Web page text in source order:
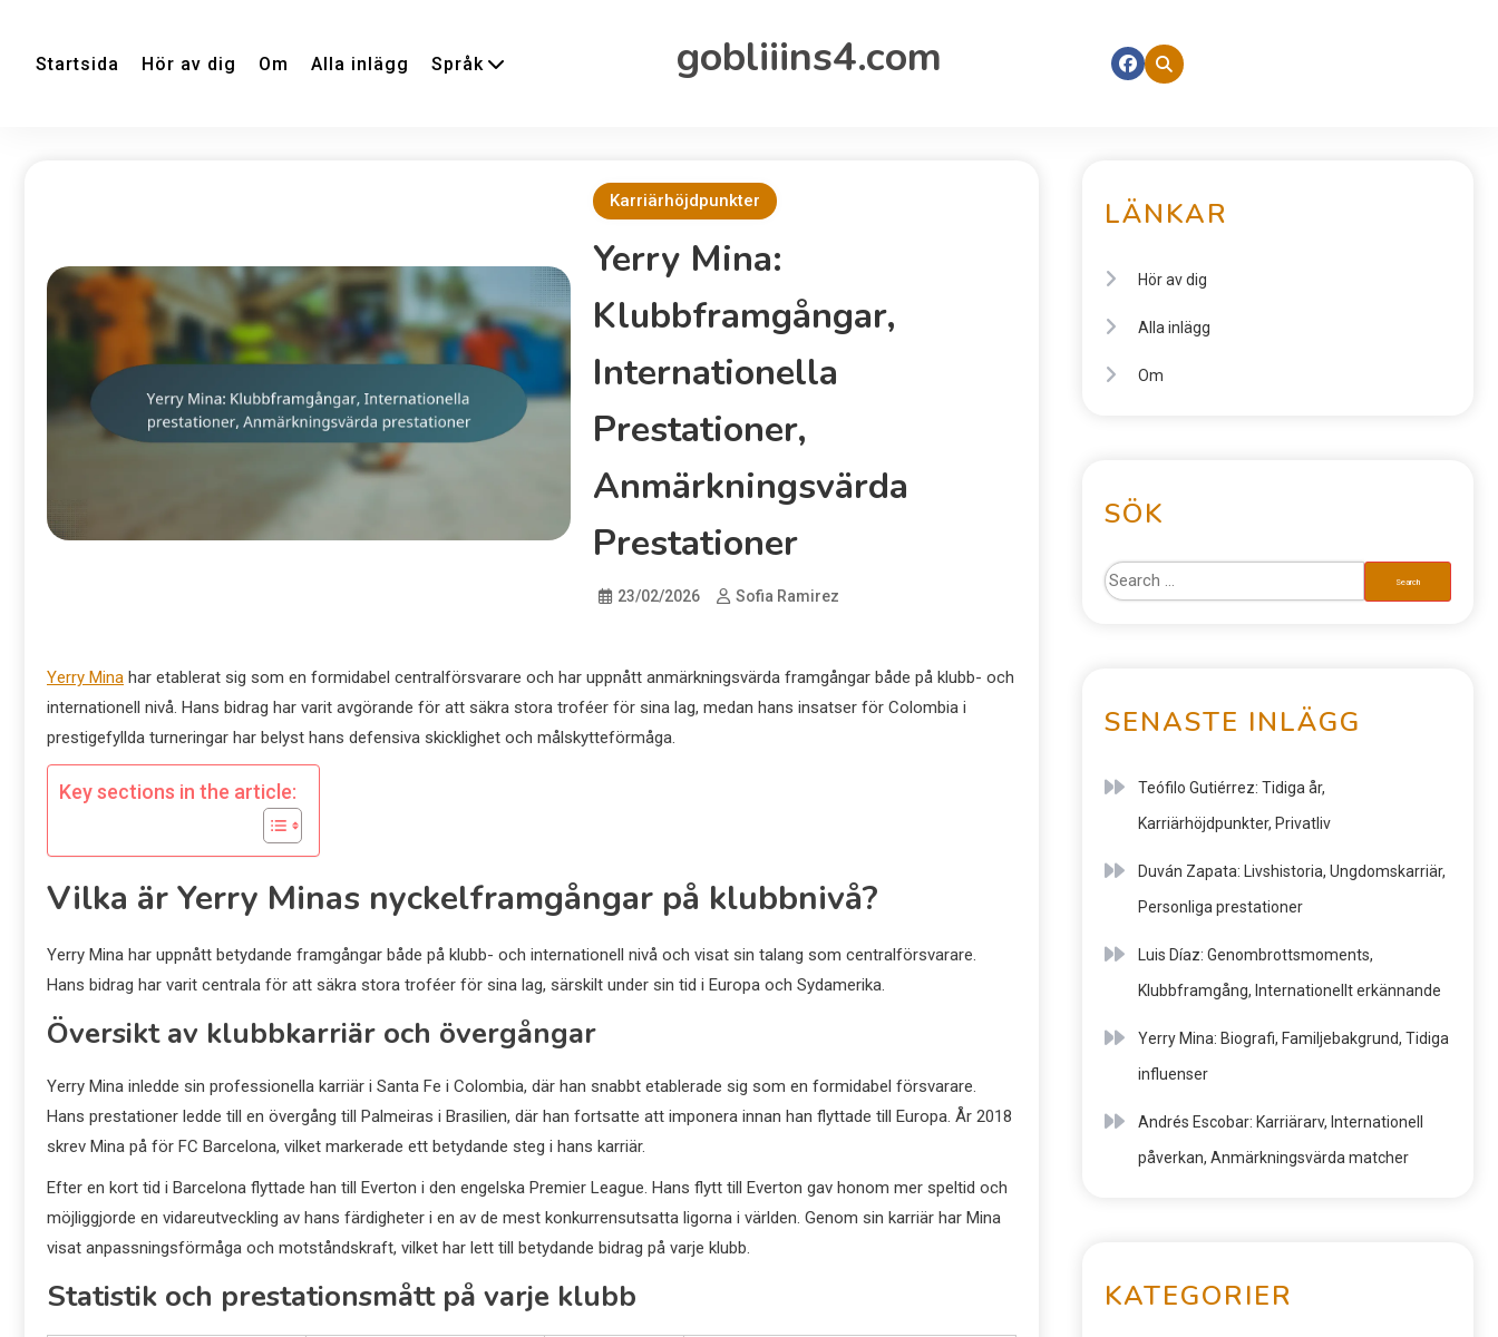
Startsida Hör av dig Om Alla inlägg Språk gobliiins4.com
Karriärhöjdpunkter
Yerry Mina:
Klubbframgångar,
Internationella
Prestationer,
Anmärkningsvärda
Prestationer
23/02/2026 Sofia Ramirez
Yerry Mina har etablerat sig som en formidabel centralförsvarare och har uppnått anmärkningsvärda framgångar både på klubb- och
internationell nivå. Hans bidrag har varit avgörande för att säkra stora troféer för sina lag, medan hans insatser för Colombia i
prestigefyllda turneringar har belyst hans defensiva skicklighet och målskytteförmåga.
Key sections in the article:
Vilka är Yerry Minas nyckelframgångar på klubbnivå?
Yerry Mina har uppnått betydande framgångar både på klubb- och internationell nivå och visat sin talang som centralförsvarare.
Hans bidrag har varit centrala för att säkra stora troféer för sina lag, särskilt under sin tid i Europa och Sydamerika.
Översikt av klubbkarriär och övergångar
Yerry Mina inledde sin professionella karriär i Santa Fe i Colombia, där han snabbt etablerade sig som en formidabel försvarare.
Hans prestationer ledde till en övergång till Palmeiras i Brasilien, där han fortsatte att imponera innan han flyttade till Europa. År 2018
skrev Mina på för FC Barcelona, vilket markerade ett betydande steg i hans karriär.
Efter en kort tid i Barcelona flyttade han till Everton i den engelska Premier League. Hans flytt till Everton gav honom mer speltid och
möjliggjorde en vidareutveckling av hans färdigheter i en av de mest konkurrensutsatta ligorna i världen. Genom sin karriär har Mina
visat anpassningsförmåga och motståndskraft, vilket har lett till betydande bidrag på varje klubb.
Statistik och prestationsmått på varje klubb
LÄNKAR
Hör av dig
Alla inlägg
Om
SÖK
SENASTE INLÄGG
Teófilo Gutiérrez: Tidiga år,
Karriärhöjdpunkter, Privatliv
Duván Zapata: Livshistoria, Ungdomskarriär,
Personliga prestationer
Luis Díaz: Genombrottsmoments,
Klubbframgång, Internationellt erkännande
Yerry Mina: Biografi, Familjebakgrund, Tidiga
influenser
Andrés Escobar: Karriärarv, Internationell
påverkan, Anmärkningsvärda matcher
KATEGORIER